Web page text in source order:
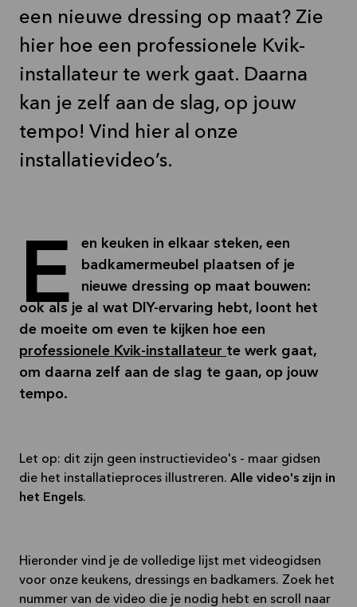
een nieuwe dressing op maat? Zie
hier hoe een professionele Kvik-
installateur te werk gaat. Daarna
kan je zelf aan de slag, op jouw
tempo! Vind hier al onze
Een keuken in elkaar steken, een
badkamermeubel plaatsen of je
nieuwe dressing op maat bouwen:
ook als je al wat DIY-ervaring hebt, loont het
de moeite om even te kijken hoe een
professionele Kvik-installateur te werk gaat,
om daarna zelf aan de slag te gaan, op jouw
tempo.
Let op: dit zijn geen instructievideo's - maar gidsen
die het installatieproces illustreren. Alle video's zijn in
het Engels.
Hieronder vind je de volledige lijst met videogidsen
voor onze keukens, dressings en badkamers. Zoek het
nummer van de video die je nodig hebt en scroll naar